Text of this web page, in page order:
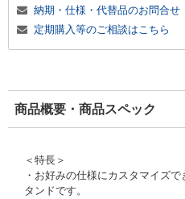
納期・仕様・代替品のお問合せ
定期購入等のご相談はこちら
商品概要・商品スペック
＜特長＞
・お好みの仕様にカスタマイズ
タンドです。